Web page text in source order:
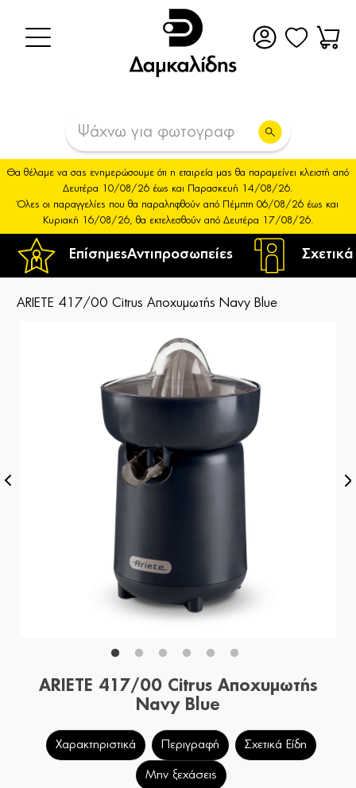
ΕπίσημεςΑντιπροσωπείες
Θα θέλαμε να σας ενημερώσουμε ότι η εταιρεία μας θα παραμείνει κλειστή από
Δευτέρα 10/08/26 έως και Παρασκευή 14/08/26.
Όλες οι παραγγελίες που θα παραληφθούν από Πέμπτη 06/08/26 έως και
Κυριακή 16/08/26, θα εκτελεσθούν από Δευτέρα 17/08/26.
ARIETE 417/00 Citrus Αποχυμωτής Navy Blue
ARIETE 417/00 Citrus Αποχυμωτής
Navy Blue
Χαρακτηριστικά Περιγραφή Σχετικά Είδη
Μην ξεχάσεις